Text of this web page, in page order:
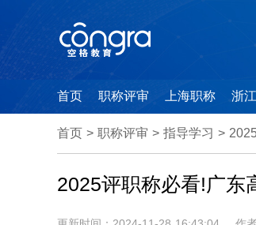
首页 职称评审 上海职称 浙
首页 > 职称评审 > 指导学习 >
2025评职称必看!广东